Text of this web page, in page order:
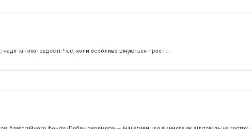
та тихої радості. Час, коли особливо цінуються прості...